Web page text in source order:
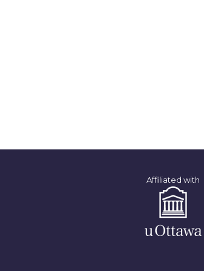
Affiliated with